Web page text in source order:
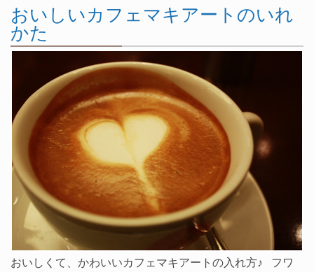
おいしいカフェマキアートのいれ
かた
おいしくて、かわいいカフェマキアートの入れ方♪ フワ